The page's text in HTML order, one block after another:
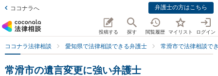
ココナラへ 弁護士の方はこちら
投稿する 探す 閲覧履歴 マイリスト ログイン
ココナラ法律相談 愛知県で法律相談できる弁護士 常滑市で法律相談で
常滑市の遺言変更に強い弁護士